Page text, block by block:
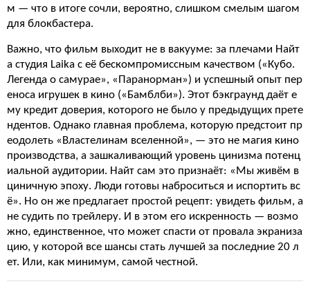
м — что в итоге сочли, вероятно, слишком смелым шагом
для блокбастера.
Важно, что фильм выходит не в вакууме: за плечами Найт
а студия Laika с её бескомпромиссным качеством («Кубо.
Легенда о самурае», «Паранорман») и успешный опыт пер
еноса игрушек в кино («Бамблби»). Этот бэкграунд даёт е
му кредит доверия, которого не было у предыдущих прете
ндентов. Однако главная проблема, которую предстоит пр
еодолеть «Властелинам вселенной», — это не магия кино
производства, а зашкаливающий уровень цинизма потенц
иальной аудитории. Найт сам это признаёт: «Мы живём в
циничную эпоху. Люди готовы наброситься и испортить вс
ё». Но он же предлагает простой рецепт: увидеть фильм, а
не судить по трейлеру. И в этом его искренность — возмо
жно, единственное, что может спасти от провала экраниза
цию, у которой все шансы стать лучшей за последние 20 л
ет. Или, как минимум, самой честной.